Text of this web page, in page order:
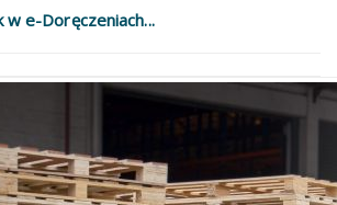
w e-Doręczeniach...